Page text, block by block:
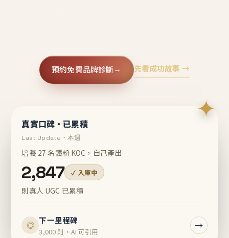
預約免費品牌診斷→ 先看成功故事 →
✦
真實口碑・已累積
Last Update・本週
培養 27 名鐵粉 KOC，自己產出
2,847 ✓ 入庫中
則真人 UGC 已累積
◎ 下一里程碑
3,000 則・AI 可引用
→